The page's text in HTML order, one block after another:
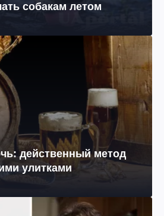
собакам летом
действенный метод
улитками